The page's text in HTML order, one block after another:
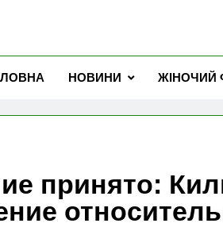
НОВИНИ ЖІНОЧИЙ
принято: